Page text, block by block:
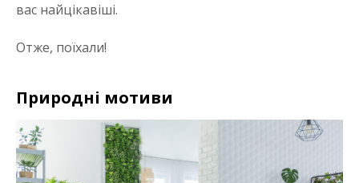
вас найцікавіші.
Отже, поїхали!
Природні мотиви